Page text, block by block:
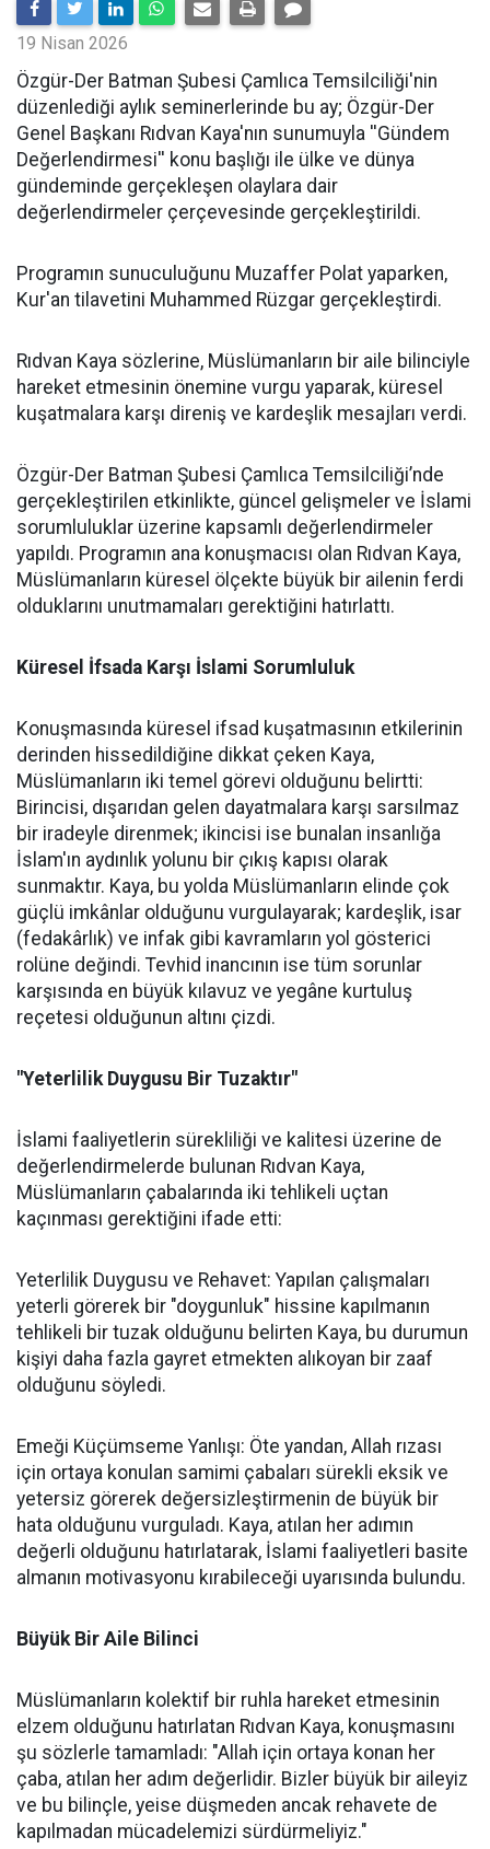
19 Nisan 2026
​Özgür-Der Batman Şubesi Çamlıca Temsilciliği'nin
düzenlediği aylık seminerlerinde bu ay; Özgür-Der
Genel Başkanı Rıdvan Kaya'nın sunumuyla ''Gündem
Değerlendirmesi'' konu başlığı ile ülke ve dünya
gündeminde gerçekleşen olaylara dair
değerlendirmeler çerçevesinde gerçekleştirildi.
Programın sunuculuğunu Muzaffer Polat yaparken,
Kur'an tilavetini Muhammed Rüzgar gerçekleştirdi.
Rıdvan Kaya sözlerine, Müslümanların bir aile bilinciyle
hareket etmesinin önemine vurgu yaparak, küresel
kuşatmalara karşı direniş ve kardeşlik mesajları verdi.
Özgür-Der Batman Şubesi Çamlıca Temsilciliği’nde
gerçekleştirilen etkinlikte, güncel gelişmeler ve İslami
sorumluluklar üzerine kapsamlı değerlendirmeler
yapıldı. Programın ana konuşmacısı olan Rıdvan Kaya,
Müslümanların küresel ölçekte büyük bir ailenin ferdi
olduklarını unutmamaları gerektiğini hatırlattı.
Küresel İfsada Karşı İslami Sorumluluk
Konuşmasında küresel ifsad kuşatmasının etkilerinin
derinden hissedildiğine dikkat çeken Kaya,
Müslümanların iki temel görevi olduğunu belirtti:
Birincisi, dışarıdan gelen dayatmalara karşı sarsılmaz
bir iradeyle direnmek; ikincisi ise bunalan insanlığa
İslam'ın aydınlık yolunu bir çıkış kapısı olarak
sunmaktır. Kaya, bu yolda Müslümanların elinde çok
güçlü imkânlar olduğunu vurgulayarak; kardeşlik, isar
(fedakârlık) ve infak gibi kavramların yol gösterici
rolüne değindi. Tevhid inancının ise tüm sorunlar
karşısında en büyük kılavuz ve yegâne kurtuluş
reçetesi olduğunun altını çizdi.
"Yeterlilik Duygusu Bir Tuzaktır"
İslami faaliyetlerin sürekliliği ve kalitesi üzerine de
değerlendirmelerde bulunan Rıdvan Kaya,
Müslümanların çabalarında iki tehlikeli uçtan
kaçınması gerektiğini ifade etti:
Yeterlilik Duygusu ve Rehavet: Yapılan çalışmaları
yeterli görerek bir "doygunluk" hissine kapılmanın
tehlikeli bir tuzak olduğunu belirten Kaya, bu durumun
kişiyi daha fazla gayret etmekten alıkoyan bir zaaf
olduğunu söyledi.
Emeği Küçümseme Yanlışı: Öte yandan, Allah rızası
için ortaya konulan samimi çabaları sürekli eksik ve
yetersiz görerek değersizleştirmenin de büyük bir
hata olduğunu vurguladı. Kaya, atılan her adımın
değerli olduğunu hatırlatarak, İslami faaliyetleri basite
almanın motivasyonu kırabileceği uyarısında bulundu.
Büyük Bir Aile Bilinci
Müslümanların kolektif bir ruhla hareket etmesinin
elzem olduğunu hatırlatan Rıdvan Kaya, konuşmasını
şu sözlerle tamamladı: "Allah için ortaya konan her
çaba, atılan her adım değerlidir. Bizler büyük bir aileyiz
ve bu bilinçle, yeise düşmeden ancak rehavete de
kapılmadan mücadelemizi sürdürmeliyiz."